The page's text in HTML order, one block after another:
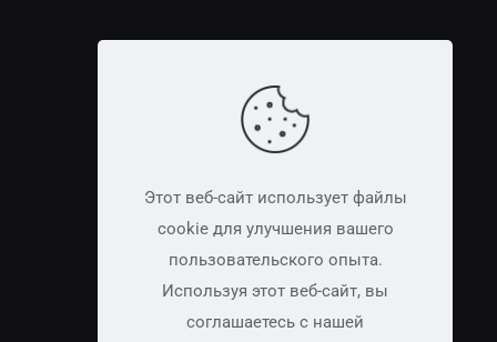
Этот веб-сайт использует файлы
cookie для улучшения вашего
пользовательского опыта.
Используя этот веб-сайт, вы
соглашаетесь с нашей